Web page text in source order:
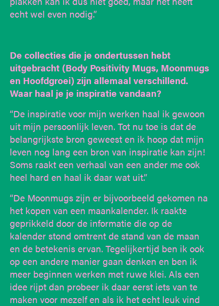
echt wel even nodig.”
De collecties die je ondertussen hebt
uitgebracht (Body Positivity Mugs, Moonmugs
en Hoofdgroei) zijn allemaal verschillend.
Waar haal je je inspiratie vandaan?
“De inspiratie voor mijn werken haal ik gewoon
uit mijn persoonlijk leven. Tot nu toe is dat de
belangrijkste bron geweest en ik hoop dat mijn
leven nog lang een bron van inspiratie kan zijn!
Soms raakt een verhaal van een ander me ook
heel hard en haal ik daar wat uit.”
“De Moonmugs zijn er bijvoorbeeld gekomen na
het kopen van een maankalender. Ik raakte
geprikkeld door de informatie die op de
kalender stond omtrent de stand van de maan
en de betekenis ervan. Tegelijkertijd ben ik ook
op een andere manier gaan denken en ben ik
meer beginnen werken met ruwe klei. Als een
idee rijpt dan probeer ik daar eerst iets van te
maken voor mezelf en als ik het echt leuk vind